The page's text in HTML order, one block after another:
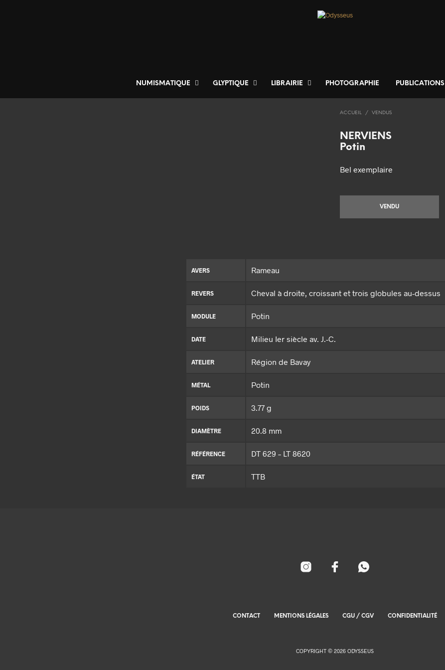
NUMISMATIQUE GLYPTIQUE LIBRAIRIE PHOTOGRAPHIE PUBLICATIONS
ACCUEIL / VENDUS
NERVIENS
Potin
Bel exemplaire
VENDU
AVERS Rameau
REVERS Cheval à droite, croissant et trois globules au-dessus
MODULE Potin
DATE Milieu Ier siècle av. J.-C.
ATELIER Région de Bavay
MÉTAL Potin
POIDS 3.77 g
DIAMÈTRE 20.8 mm
RÉFÉRENCE DT 629 – LT 8620
ÉTAT TTB
CONTACT MENTIONS LÉGALES CGU / CGV CONFIDENTIALITÉ
COPYRIGHT © 2026 ODYSSEUS